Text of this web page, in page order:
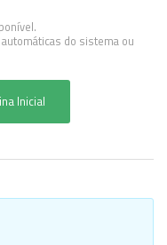
do sistema ou
Inicial